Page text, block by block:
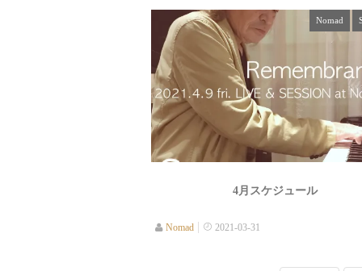
Nomad
4月スケジュール
Nomad 2021-03-31